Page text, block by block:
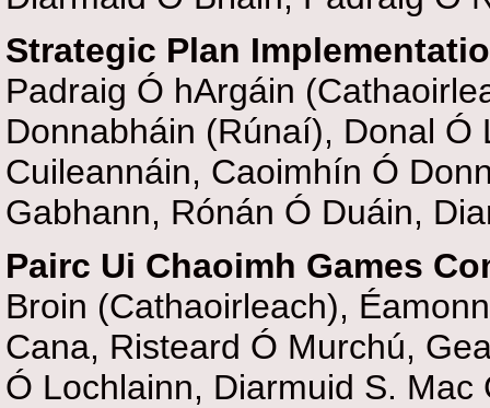
Strategic Plan
Padraig Ó hArgáin
Donnabháin (Rúnaí), Donal Ó
Cuileannáin, Caoimhín Ó
Gabhann, Rónán Ó Duáin,
Pairc Ui Chaoimh Games
Broin (Cathaoirleach),
Cana, Risteard Ó Murchú,
Ó Lochlainn, Diarmuid S. Mac